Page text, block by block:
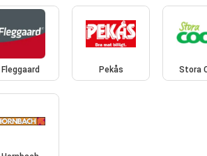
Fleggaard Pekås Stora